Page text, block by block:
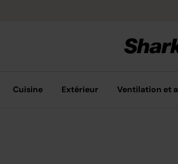
Cuisine Extérieur Ventilation et